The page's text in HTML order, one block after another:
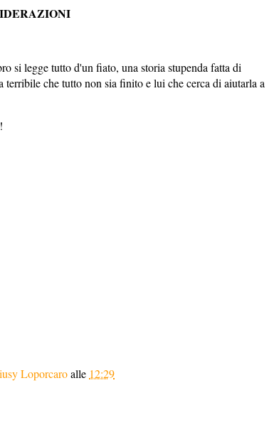
si legge tutto d'un fiato, una storia stupenda fatta di
che tutto non sia finito e lui che cerca di aiutarla a
Loporcaroalle 12:29